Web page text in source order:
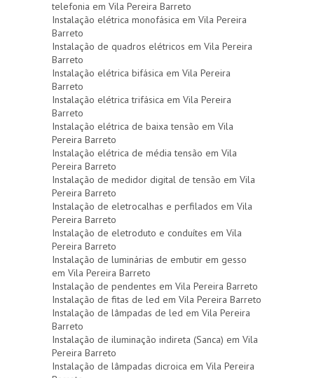
telefonia em Vila Pereira Barreto
Instalação elétrica monofásica em Vila Pereira
Barreto
Instalação de quadros elétricos em Vila Pereira
Barreto
Instalação elétrica bifásica em Vila Pereira
Barreto
Instalação elétrica trifásica em Vila Pereira
Barreto
Instalação elétrica de baixa tensão em Vila
Pereira Barreto
Instalação elétrica de média tensão em Vila
Pereira Barreto
Instalação de medidor digital de tensão em Vila
Pereira Barreto
Instalação de eletrocalhas e perfilados em Vila
Pereira Barreto
Instalação de eletroduto e conduítes em Vila
Pereira Barreto
Instalação de luminárias de embutir em gesso
em Vila Pereira Barreto
Instalação de pendentes em Vila Pereira Barreto
Instalação de fitas de led em Vila Pereira Barreto
Instalação de lâmpadas de led em Vila Pereira
Barreto
Instalação de iluminação indireta (Sanca) em Vila
Pereira Barreto
Instalação de lâmpadas dicroica em Vila Pereira